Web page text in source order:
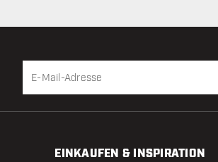
EINKAUFEN & INSPIRATION